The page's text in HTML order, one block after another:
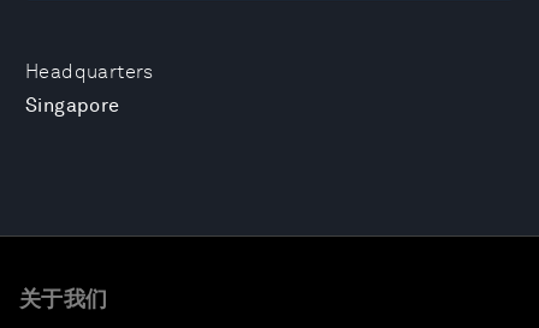
Headquarters
Singapore
关于我们